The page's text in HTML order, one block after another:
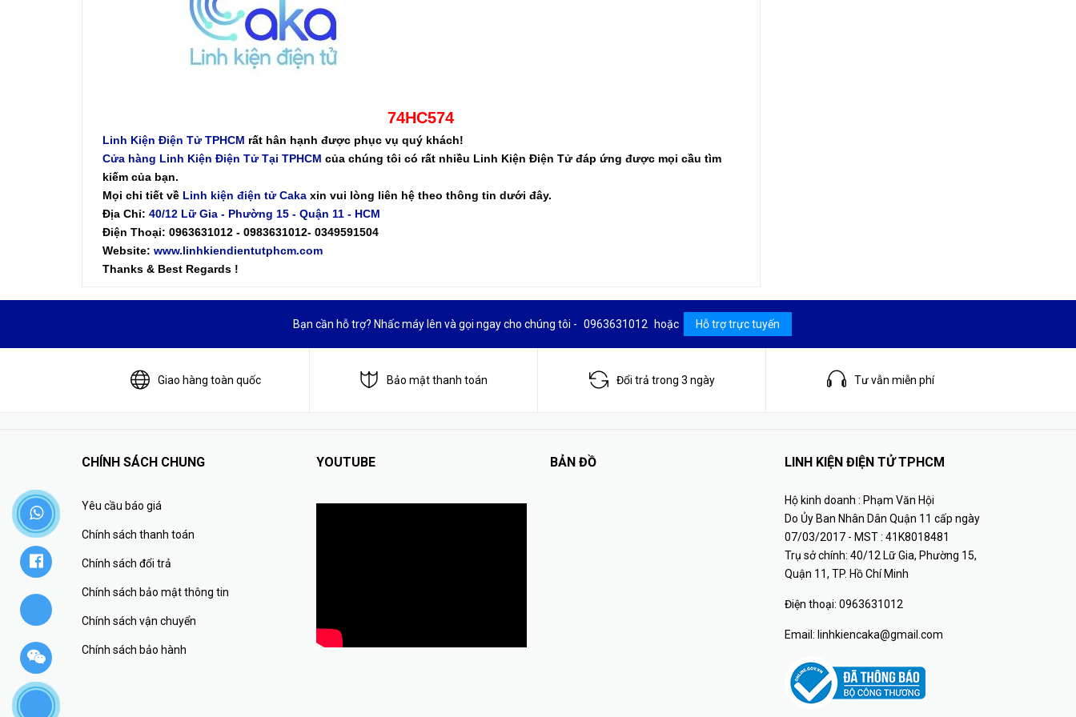
74HC574
Linh Kiện Điện Tử TPHCM rất hân hạnh được phục vụ quý khách!
Cửa hàng Linh Kiện Điện Tử Tại TPHCM của chúng tôi có rất nhiều Linh Kiện Điện Tử đáp ứng được mọi cầu tìm
kiếm của bạn.
Mọi chi tiết về Linh kiện điện tử Caka xin vui lòng liên hệ theo thông tin dưới đây.
Địa Chỉ: 40/12 Lữ Gia - Phường 15 - Quận 11 - HCM
Điện Thoại: 0963631012 - 0983631012- 0349591504
Website: www.linhkiendientutphcm.com
Thanks & Best Regards !
Bạn cần hỗ trợ? Nhấc máy lên và gọi ngay cho chúng tôi - 0963631012 hoặc Hỗ trợ trực tuyến
Giao hàng toàn quốc Bảo mật thanh toán Đổi trả trong 3 ngày Tư vẫn miễn phí
CHÍNH SÁCH CHUNG
Yêu cầu báo giá
Chính sách thanh toán
Chính sách đổi trả
Chính sách bảo mật thông tin
Chính sách vận chuyển
Chính sách bảo hành
YOUTUBE BẢN ĐỒ LINH KIỆN ĐIỆN TỬ TPHCM
Hộ kinh doanh : Phạm Văn Hội
Do Ủy Ban Nhân Dân Quận 11 cấp ngày
07/03/2017 - MST : 41K8018481
Trụ sở chính: 40/12 Lữ Gia, Phường 15,
Quận 11, TP. Hồ Chí Minh
Điện thoại: 0963631012
Email: linhkiencaka@gmail.com